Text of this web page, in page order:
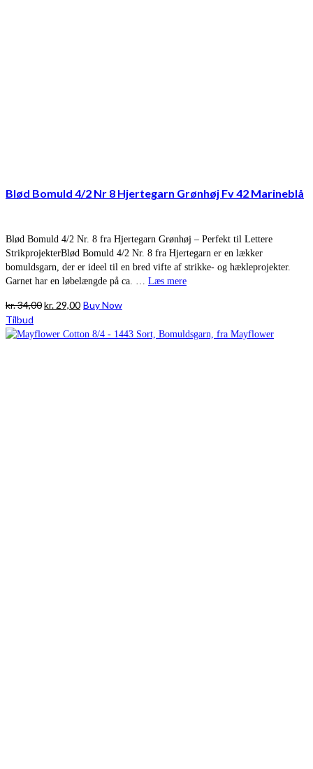
Blød Bomuld 4/2 Nr 8 Hjertegarn Grønhøj Fv 42 Marineblå
Blød Bomuld 4/2 Nr. 8 fra Hjertegarn Grønhøj – Perfekt til Lettere
StrikprojekterBlød Bomuld 4/2 Nr. 8 fra Hjertegarn er en lækker
bomuldsgarn, der er ideel til en bred vifte af strikke- og hækleprojekter.
Garnet har en løbelængde på ca. … Læs mere
kr.34,00Den
pris
kr. 29,00Den
pris
Buy Now
Tilbud